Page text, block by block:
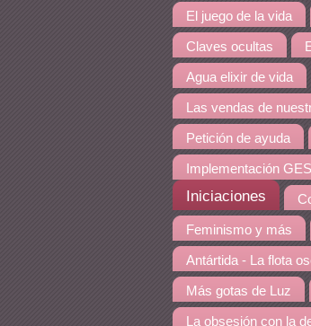
El juego de la vida
Claves ocultas
Agua elixir de vida
Las vendas de
Petición de ayuda
Implementación
Iniciaciones
Feminismo y más
Antártida - La flota
Más gotas de Luz
La obsesión con la